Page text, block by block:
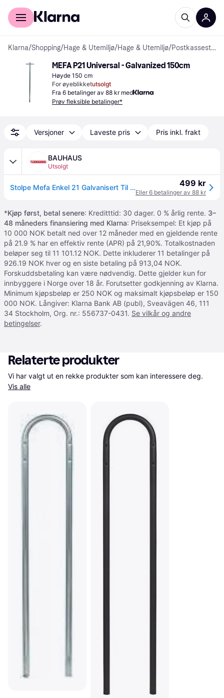
For kunder
Klarna/Shopping/Hage & Utemiljø/Hage & Utemiljø/ Postkassestolper
MEFA P21 Universal - Galvanized 150cm
Høyde 150 cm
For øyeblikketutsolgt
Fra 6 betalinger av 88 kr med
Prøv fleksible betalinger*
Versjoner Laveste pris Pris inkl. frakt
BAUHAUS
Utsolgt
Stolpe Mefa Enkel 21 Galvanisert Til Postkasse 499 kr
Eller 6 betalinger av 88 kr
*Kjøp først, betal senere: Kreditttid: 30 dager. 0 % årlig rente. 3–
48 måneders finansiering med Klarna: Priseksempel: Et kjøp på
10 000 NOK betalt ned over 12 måneder med en gjeldende rente
på 21.9 % har en effektiv rente (APR) på 21,90%. Totalkostnaden
beløper seg til 11 101.12 NOK. Dette inkluderer 11 betalinger på
926.19 NOK hver og en siste betaling på 913,04 NOK.
Forskuddsbetaling kan være nødvendig. Dette gjelder kun for
innbyggere i Norge over 18 år. Forutsetter godkjenning av Klarna.
Minimum kjøpsbeløp er 250 NOK og maksimalt kjøpsbeløp er 150
000 NOK. Långiver: Klarna Bank AB (publ), Sveavägen 46, 111
34 Stockholm, Org. nr.: 556737-0431. Se vilkår og andre
betingelser.
Relaterte produkter
Vis alle